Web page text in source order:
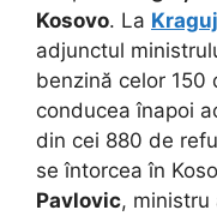
Kosovo. La
adjunctul
benzină celor 150
conducea înapoi
din cei 880 de
se întorcea în
Pavlovic, ministru